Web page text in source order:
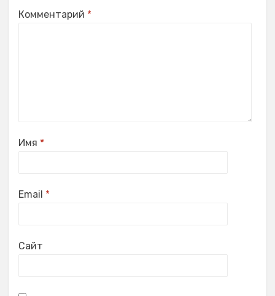
Комментарий *
Имя *
Email *
Сайт